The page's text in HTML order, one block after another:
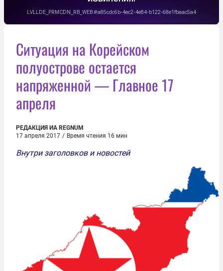
Ситуация на Корейском
полуострове остается
напряженной — Главное 17
апреля
РЕДАКЦИЯ ИА REGNUM
17 апреля 2017 / Время чтения 16 мин
Внутри заголовков и новостей